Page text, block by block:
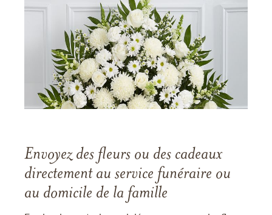
Envoyez des fleurs ou des cadeaux
directement au service funéraire ou
au domicile de la famille